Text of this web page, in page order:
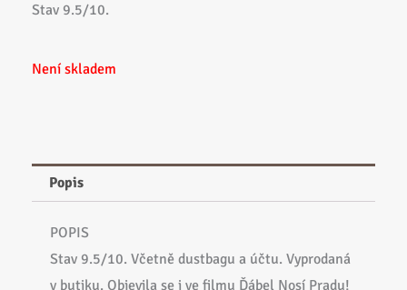
Stav 9.5/10.
Není skladem
Popis
POPIS
Stav 9.5/10. Včetně dustbagu a účtu. Vyprodaná
v butiku. Objevila se i ve filmu Ďábel Nosí Pradu!